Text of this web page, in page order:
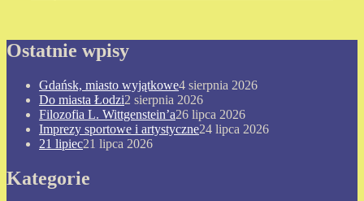
Ostatnie wpisy
Gdańsk, miasto wyjątkowe4 sierpnia 2026
Do miasta Łodzi2 sierpnia 2026
Filozofia L. Wittgenstein’a26 lipca 2026
Imprezy sportowe i artystyczne24 lipca 2026
21 lipiec21 lipca 2026
Kategorie